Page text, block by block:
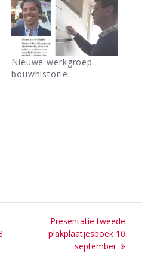
Nieuwe werkgroep
bouwhistorie
Next
post:
Presentatie tweede
plakplaatjesboek 10
september